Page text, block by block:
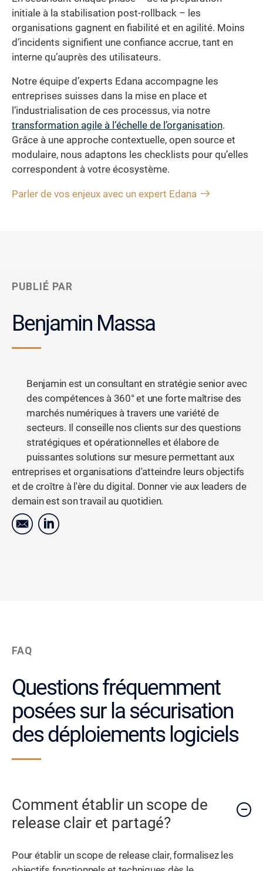
initiale à la stabilisation post-rollback – les
organisations gagnent en fiabilité et en agilité. Moins
d’incidents signifient une confiance accrue, tant en
interne qu’auprès des utilisateurs.
Notre équipe d’experts Edana accompagne les
entreprises suisses dans la mise en place et
l’industrialisation de ces processus, via notre
transformation agile à l’échelle de l’organisation.
Grâce à une approche contextuelle, open source et
modulaire, nous adaptons les checklists pour qu’elles
correspondent à votre écosystème.
Parler de vos enjeux avec un expert Edana
PUBLIÉ PAR
Benjamin Massa
Benjamin est un consultant en stratégie senior avec
des compétences à 360° et une forte maîtrise des
marchés numériques à travers une variété de
secteurs. Il conseille nos clients sur des questions
stratégiques et opérationnelles et élabore de
puissantes solutions sur mesure permettant aux
entreprises et organisations d'atteindre leurs objectifs
et de croître à l'ère du digital. Donner vie aux leaders de
demain est son travail au quotidien.
FAQ
Questions fréquemment
posées sur la sécurisation
des déploiements logiciels
Comment établir un scope de
release clair et partagé?
Pour établir un scope de release clair, formalisez les